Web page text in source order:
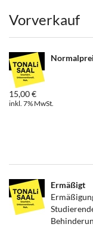
Produkte
Vorverkauf
15,00 €
inkl. 7% MwSt.
Ermäßigt